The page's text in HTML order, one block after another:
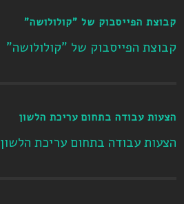
קבוצת הפייסבוק של "קולולושה"
קבוצת הפייסבוק של "קולולושה"
הצעות עבודה בתחום עריכת הלשון
הצעות עבודה בתחום עריכת הלשון